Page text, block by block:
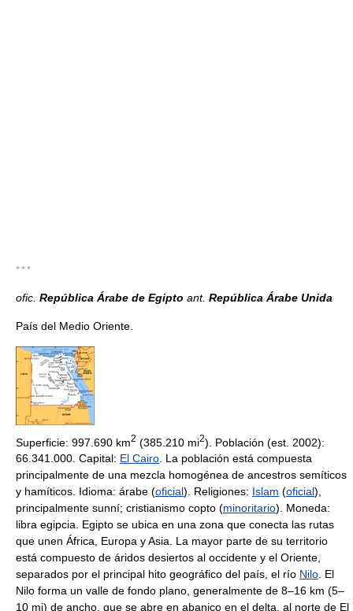
* * *
ofic. República Árabe de Egipto ant. República Árabe Unida
País del Medio Oriente.
Superficie: 997.690 km2 (385.210 mi2). Población (est. 2002):
66.341.000. Capital: El Cairo. La población está compuesta
principalmente de una mezcla homogénea de ancestros semíticos
y hamíticos. Idioma: árabe (oficial). Religiones: Islam (oficial),
principalmente sunní; cristianismo copto (minoritario). Moneda:
libra egipcia. Egipto se ubica en una zona que conecta las rutas
que unen África, Europa y Asia. La mayor parte de su territorio
está compuesto de áridos desiertos al occidente y el Oriente,
separados por el principal hito geográfico del país, el río Nilo. El
Nilo forma un valle de fondo plano, generalmente de 8–16 km (5–
10 mi) de ancho, que se abre en abanico en el delta, al norte de El